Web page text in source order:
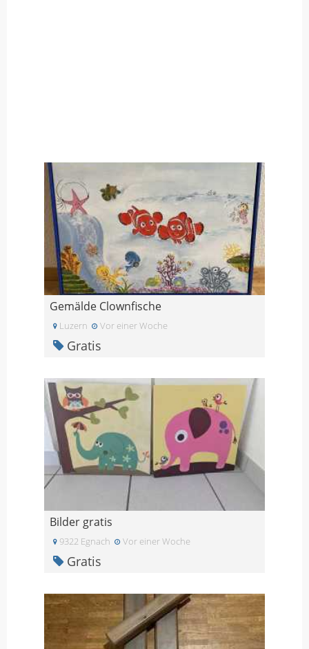
Gemälde Clownfische
Luzern Vor einer Woche
Gratis
Bilder gratis
9322 Egnach Vor einer Woche
Gratis